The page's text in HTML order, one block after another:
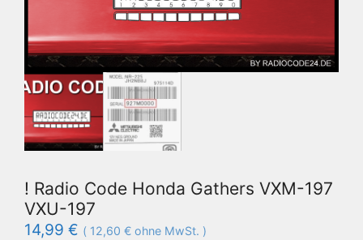
! Radio Code Honda Gathers VXM-197
VXU-197
14,99 € ( 12,60 € ohne MwSt. )